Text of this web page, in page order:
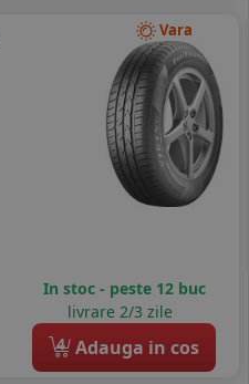
Vara
In stoc - peste 12 buc
livrare 2/3 zile
4 Adauga in cos